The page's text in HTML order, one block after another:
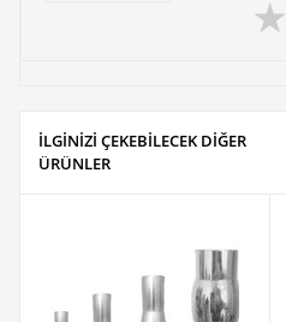
★
İLGİNİZİ ÇEKEBİLECEK DİĞER
ÜRÜNLER